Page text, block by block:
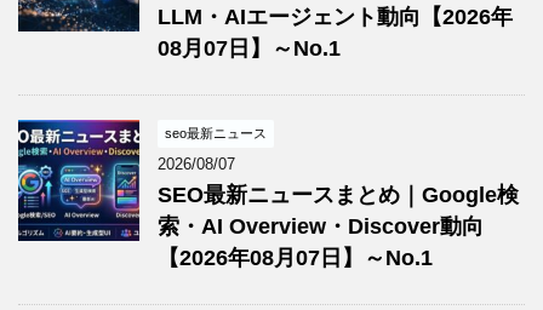
LLM・AIエージェント動向【2026年
08月07日】～No.1
seo最新ニュース
2026/08/07
SEO最新ニュースまとめ｜Google検
索・AI Overview・Discover動向
【2026年08月07日】～No.1